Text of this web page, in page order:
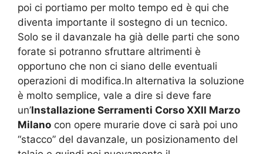
poi ci portiamo per molto tempo ed è qui che
diventa importante il sostegno di un tecnico.
Solo se il davanzale ha già delle parti che sono
forate si potranno sfruttare altrimenti è
opportuno che non ci siano delle eventuali
operazioni di modifica.In alternativa la soluzione
è molto semplice, vale a dire si deve fare
un’Installazione Serramenti Corso XXII Marzo
Milano con opere murarie dove ci sarà poi uno
“stacco” del davanzale, un posizionamento del